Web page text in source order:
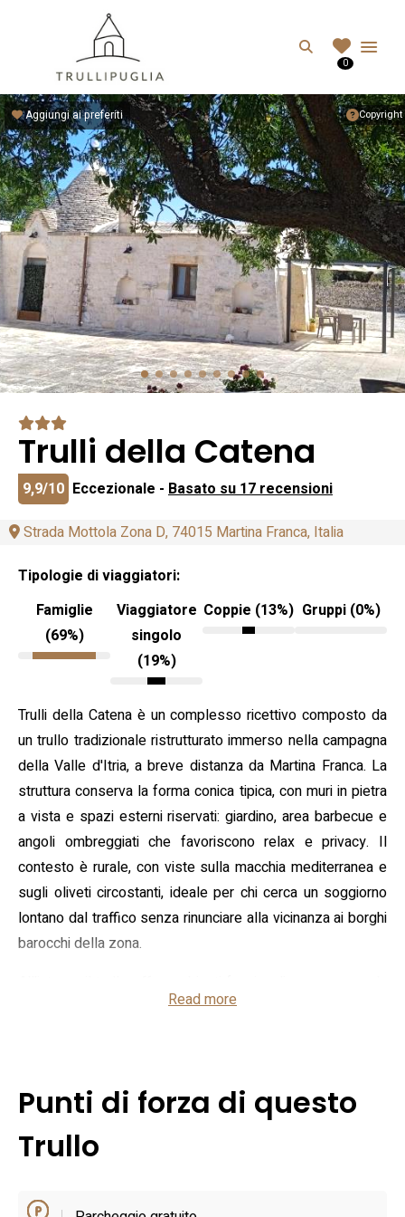
Search
0
Copyright
Aggiungi ai preferiti
Trulli della Catena
9,9/10 Eccezionale - Basato su 17 recensioni
Strada Mottola Zona D, 74015 Martina Franca, Italia
Tipologie di viaggiatori:
Famiglie
(69%)
Viaggiatore
singolo
(19%)
Coppie (13%) Gruppi (0%)
Trulli della Catena è un complesso ricettivo composto da
un trullo tradizionale ristrutturato immerso nella campagna
della Valle d'Itria, a breve distanza da Martina Franca. La
struttura conserva la forma conica tipica, con muri in pietra
a vista e spazi esterni riservati: giardino, area barbecue e
angoli ombreggiati che favoriscono relax e privacy. Il
contesto è rurale, con viste sulla macchia mediterranea e
sugli oliveti circostanti, ideale per chi cerca un soggiorno
lontano dal traffico senza rinunciare alla vicinanza ai borghi
barocchi della zona.
letto, soggiorno con divano letto, cucina attrezzata
la metratura dichiarata è di circa 72 m², sufficienti per una
coppia o una famiglia con bambini. Il parcheggio privato in
loco facilita l'arrivo in autonomia; alcune unità prevedono
proprietà.
Read more
Punti di forza di questo
Trullo